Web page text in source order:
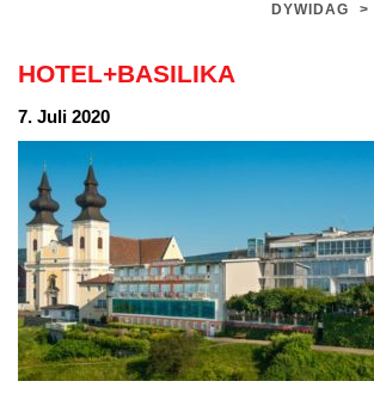
DYWIDAG >
HOTEL+BASILIKA
7. Juli 2020